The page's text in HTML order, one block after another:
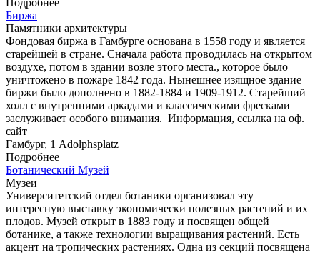
Биржа
Памятники архитектуры
Фондовая биржа в Гамбурге основана в 1558 году и является
старейшей в стране. Сначала работа проводилась на открытом
воздухе, потом в здании возле этого места., которое было
уничтожено в пожаре 1842 года. Нынешнее изящное здание
биржи было дополнено в 1882-1884 и 1909-1912. Старейший
холл с внутренними аркадами и классическими фресками
заслуживает особого внимания. Информация, ссылка на оф.
сайт
Гамбург, 1 Adolphsplatz
Подробнее
Ботанический Музей
Музеи
Университетский отдел ботаники организовал эту
интересную выставку экономически полезных растений и их
плодов. Музей открыт в 1883 году и посвящен общей
ботанике, а также технологии выращивания растений. Есть
акцент на тропических растениях. Одна из секций посвящена